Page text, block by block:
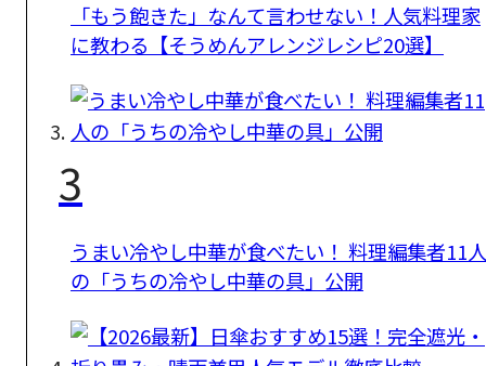
「もう飽きた」なんて言わせない！人気料理家
に教わる【そうめんアレンジレシピ20選】
3
うまい冷やし中華が食べたい！ 料理編集者11人
の「うちの冷やし中華の具」公開